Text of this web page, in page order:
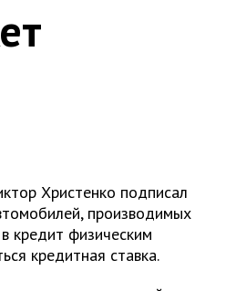
Христенко подписал
производимых
кредит физическим
кредитная ставка.